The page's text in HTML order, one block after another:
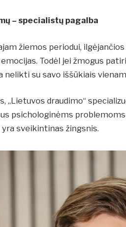
– specialistų pagalba
žiemos periodui,
Todėl jei žmogus
nelikti su savo iššūkiais
„Lietuvos draudimo“
psichologinėms
sveikintinas žingsnis.